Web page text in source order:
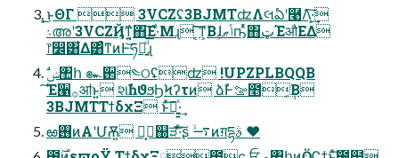
͓͜ͱΘΓ  3VCZʢ3BJMTʣΛલఏʹ࿩Λ͠·͕͢
܈അʹ3VCZҊ͕݅ͳ͍͔΋͠Ε·ͤΜɻ ͔͠͠ͳ͕Βɺݴޠ͕ҧͬͯ΋ټΈऔΕΔ
෦෼͸͋Δ͸ͣͳͷͰ͝ཧղ͍ͩ͘͞ɻ
͘͠Έ੡࡞ॴͱ͍͏ શࣾһϑϧϦϞʔτͷ ձࣾͰࡢ೥݄͔Β
3BJMTΤϯδχΞ ͱͯ͠ಇ͍͍ͯ·͢
ఱ࢖ͷΑ͏ʹՄѪ͍ զ͕ࢠ͕஀ੜ͠·ͨ͠ʂ ࠷ۙͷग़དྷࣄ ❤